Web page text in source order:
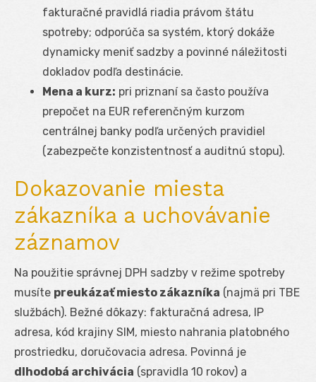
fakturačné pravidlá riadia právom štátu
spotreby; odporúča sa systém, ktorý dokáže
dynamicky meniť sadzby a povinné náležitosti
dokladov podľa destinácie.
Mena a kurz: pri priznaní sa často používa
prepočet na EUR referenčným kurzom
centrálnej banky podľa určených pravidiel
(zabezpečte konzistentnosť a auditnú stopu).
Dokazovanie miesta
zákazníka a uchovávanie
záznamov
Na použitie správnej DPH sadzby v režime spotreby
musíte preukázať miesto zákazníka (najmä pri TBE
službách). Bežné dôkazy: fakturačná adresa, IP
adresa, kód krajiny SIM, miesto nahrania platobného
prostriedku, doručovacia adresa. Povinná je
dlhodobá archivácia (spravidla 10 rokov) a